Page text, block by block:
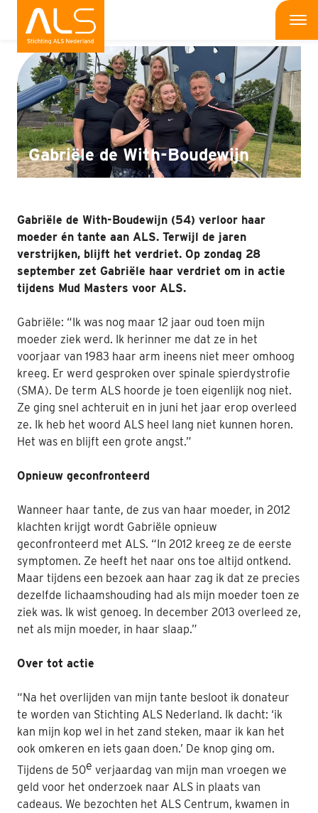
Wat is ALS
Wat kun jij doen
Bedrijven
Onderzoek
Wat doen wij
Patiënten
Nieuws
Nabestaanden
Webshop
Contact
Interviews
Gabriële de With-Boudewijn
Gabriële de With-Boudewijn (54) verloor haar
moeder én tante aan ALS. Terwijl de jaren
verstrijken, blijft het verdriet. Op zondag 28
september zet Gabriële haar verdriet om in actie
tijdens Mud Masters voor ALS.
Gabriële: “Ik was nog maar 12 jaar oud toen mijn
moeder ziek werd. Ik herinner me dat ze in het
voorjaar van 1983 haar arm ineens niet meer omhoog
kreeg. Er werd gesproken over spinale spierdystrofie
(SMA). De term ALS hoorde je toen eigenlijk nog niet.
Ze ging snel achteruit en in juni het jaar erop overleed
ze. Ik heb het woord ALS heel lang niet kunnen horen.
Het was en blijft een grote angst.”
Opnieuw geconfronteerd
Wanneer haar tante, de zus van haar moeder, in 2012
klachten krijgt wordt Gabriële opnieuw
geconfronteerd met ALS. “In 2012 kreeg ze de eerste
symptomen. Ze heeft het naar ons toe altijd ontkend.
Maar tijdens een bezoek aan haar zag ik dat ze precies
dezelfde lichaamshouding had als mijn moeder toen ze
ziek was. Ik wist genoeg. In december 2013 overleed ze,
net als mijn moeder, in haar slaap.”
Over tot actie
“Na het overlijden van mijn tante besloot ik donateur
te worden van Stichting ALS Nederland. Ik dacht: ‘ik
kan mijn kop wel in het zand steken, maar ik kan het
ook omkeren en iets gaan doen.’ De knop ging om.
Tijdens de 50e verjaardag van mijn man vroegen we
geld voor het onderzoek naar ALS in plaats van
cadeaus. We bezochten het ALS Centrum, kwamen in